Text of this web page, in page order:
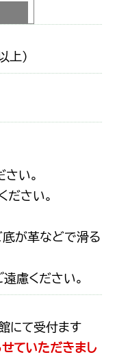
上）
い。
ださい。
が革などで滑る
慮ください。
にて受付ます
ていただきまし